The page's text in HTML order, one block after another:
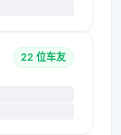
22 位车友